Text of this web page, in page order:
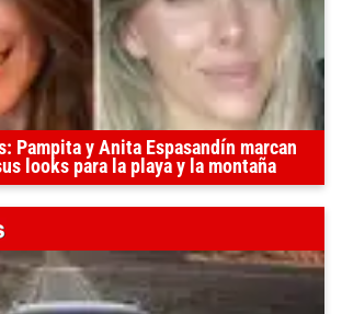
Pampita y Anita Espasandín marcan
looks para la playa y la montaña